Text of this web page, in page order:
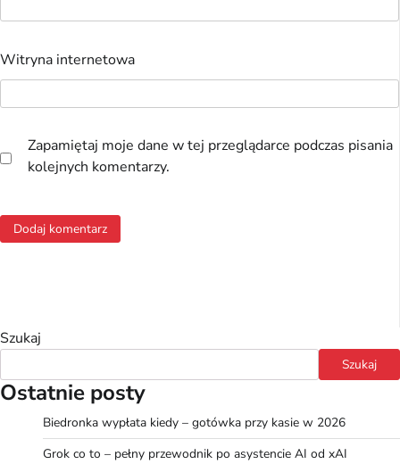
Witryna internetowa
Zapamiętaj moje dane w tej przeglądarce podczas pisania
kolejnych komentarzy.
Szukaj
Szukaj
Ostatnie posty
Biedronka wypłata kiedy – gotówka przy kasie w 2026
Grok co to – pełny przewodnik po asystencie AI od xAI